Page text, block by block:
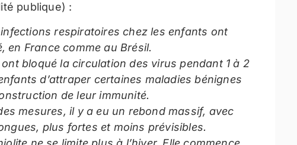
publique) :
infections respiratoires chez les enfants ont
en France comme au Brésil.
bloqué la circulation des virus pendant 1 à 2
d’attraper certaines maladies bénignes
de leur immunité.
mesures, il y a eu un rebond massif, avec
plus fortes et moins prévisibles.